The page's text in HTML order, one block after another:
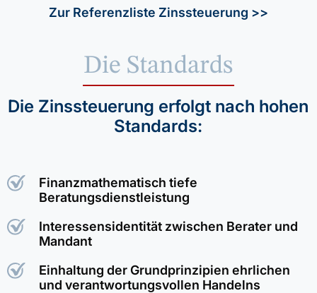
Zur Referenzliste Zinssteuerung >>
Die Standards
Die Zinssteuerung erfolgt nach hohen
Standards:
Finanzmathematisch tiefe
Beratungsdienstleistung
Interessensidentität zwischen Berater und
Mandant
Einhaltung der Grundprinzipien ehrlichen
und verantwortungsvollen Handelns